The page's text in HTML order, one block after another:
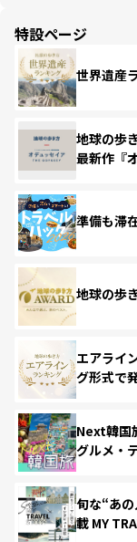
特設ページ
世界遺産
地球の歩
最新作『
準備も滞
地球の歩
エアライ
グ形式で
Next韓国
グルメ・
旬な“あ
載 MY